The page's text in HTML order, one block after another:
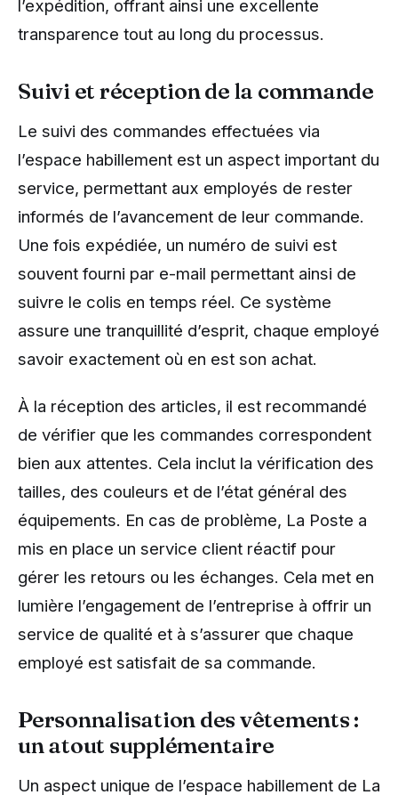
l’expédition, offrant ainsi une excellente
transparence tout au long du processus.
Suivi et réception de la commande
Le suivi des commandes effectuées via
l’espace habillement est un aspect important du
service, permettant aux employés de rester
informés de l’avancement de leur commande.
Une fois expédiée, un numéro de suivi est
souvent fourni par e-mail permettant ainsi de
suivre le colis en temps réel. Ce système
assure une tranquillité d’esprit, chaque employé
savoir exactement où en est son achat.
À la réception des articles, il est recommandé
de vérifier que les commandes correspondent
bien aux attentes. Cela inclut la vérification des
tailles, des couleurs et de l’état général des
équipements. En cas de problème, La Poste a
mis en place un service client réactif pour
gérer les retours ou les échanges. Cela met en
lumière l’engagement de l’entreprise à offrir un
service de qualité et à s’assurer que chaque
employé est satisfait de sa commande.
Personnalisation des vêtements :
un atout supplémentaire
Un aspect unique de l’espace habillement de La